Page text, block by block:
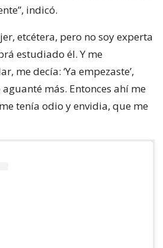
indicó.
etcétera, pero no soy experta
estudiado él. Y me
me decía: ‘Ya empezaste’,
más. Entonces ahí me
tenía odio y envidia, que me